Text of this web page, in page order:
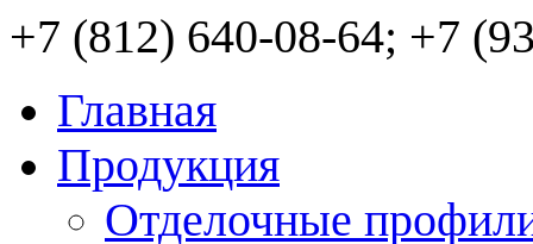
+7 (812) 640-08-64; +7
Главная
Продукция
Отделочные